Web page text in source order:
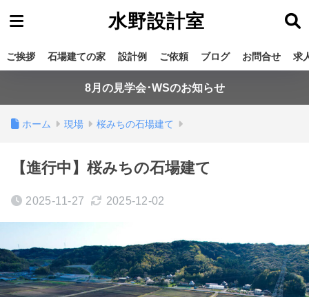
水野設計室
ご挨拶 石場建ての家 設計例 ご依頼 ブログ お問合せ 求
8月の見学会･WSのお知らせ
ホーム 現場 桜みちの石場建て
【進行中】桜みちの石場建て
2025-11-27 2025-12-02